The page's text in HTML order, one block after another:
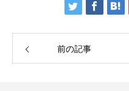
前の記事